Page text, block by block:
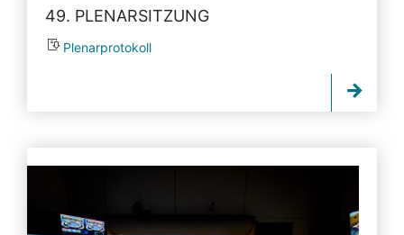
49. PLENARSITZUNG
Plenarprotokoll